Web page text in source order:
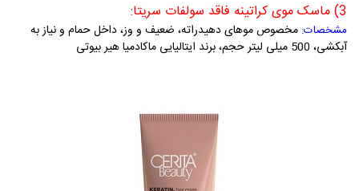
3) ماسک موی کراتینه فاقد سولفات سریتا:
مشخصات: مخصوص موهای دهیدراته، ضعیف و وز، داخل حمام و نیاز به
آبکشی، 500 میلی لیتر حجم، برند ایتالیایی ماکادمیا هیر بیوتی